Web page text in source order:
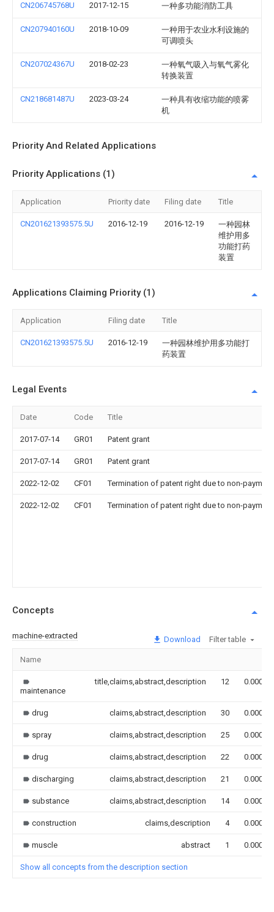
CN206745768U 2017-12-15 一种多功能消防工具
CN207940160U 2018-10-09
一种用于农业水利设施的
可调喷头
CN207024367U 2018-02-23
一种氧气吸入与氧气雾化
转换装置
CN218681487U 2023-03-24
一种具有收缩功能的喷雾
机
Priority And Related Applications
Priority Applications (1)
Application Priority date Filing date Title
CN201621393575.5U 2016-12-19 2016-12-19
一种园林
维护用多
功能打药
装置
Applications Claiming Priority (1)
Application Filing date Title
CN201621393575.5U 2016-12-19
一种园林维护用多功能打
药装置
Legal Events
Date Code Title
2017-07-14 GR01 Patent grant
2017-07-14 GR01 Patent grant
2022-12-02 CF01 Termination of patent right due to non-
2022-12-02 CF01 Termination of patent right due to non-
Concepts
machine-extracted Download Filter table
Name
maintenance
title,claims,abstract,description 12 0.000
drug claims,abstract,description 30 0.000
spray claims,abstract,description 25 0.000
drug claims,abstract,description 22 0.000
discharging claims,abstract,description 21 0.000
substance claims,abstract,description 14 0.000
construction claims,description 4 0.000
muscle abstract 1 0.000
Show all concepts from the description section